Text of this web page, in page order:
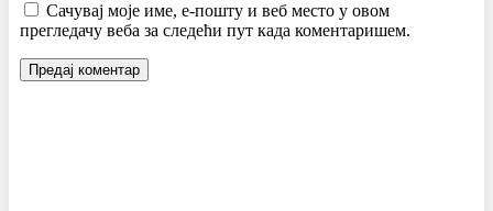
Сачувај моје име, е-пошту и веб место у овом
прегледачу веба за следећи пут када коментаришем.